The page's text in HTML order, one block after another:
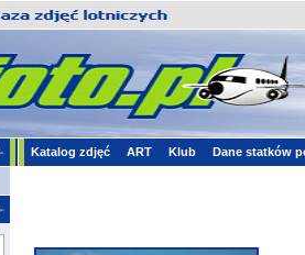
Katalog zdjęć ART Klub Dane statków